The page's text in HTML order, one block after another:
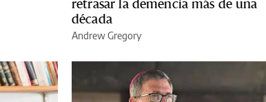
retrasar la demencia más de una
década
Andrew Gregory